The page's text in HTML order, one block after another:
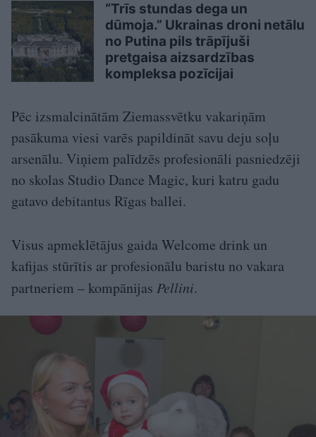
“Trīs stundas dega un
dūmoja.” Ukrainas droni netālu
no Putina pils trāpījuši
pretgaisa aizsardzības
kompleksa pozīcijai
Pēc izsmalcinātām Ziemassvētku vakariņām
pasākuma viesi varēs papildināt savu deju soļu
arsenālu. Viņiem palīdzēs profesionāli pasniedzēji
no skolas Studio Dance Magic, kuri katru gadu
gatavo debitantus Rīgas ballei.
Visus apmeklētājus gaida Welcome drink un
kafijas stūrītis ar profesionālu baristu no vakara
partneriem – kompānijas Pellini.